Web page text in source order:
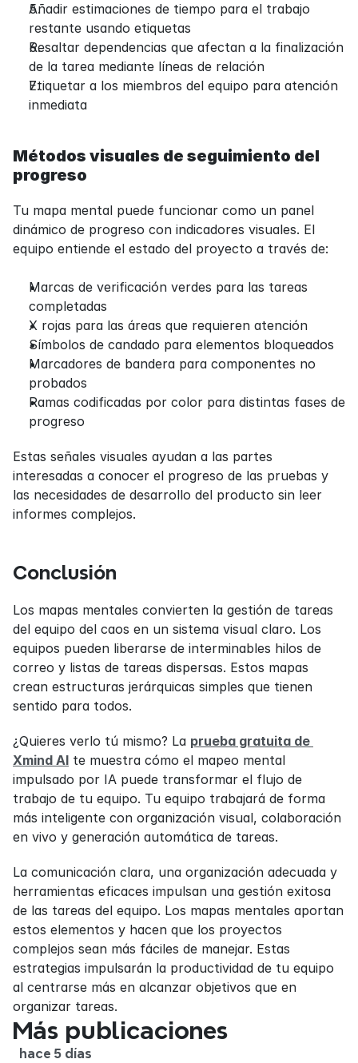
Añadir estimaciones de tiempo para el trabajo
restante usando etiquetas
Resaltar dependencias que afectan a la finalización
de la tarea mediante líneas de relación
Etiquetar a los miembros del equipo para atención
inmediata
Métodos visuales de seguimiento del
progreso
Tu mapa mental puede funcionar como un panel
dinámico de progreso con indicadores visuales. El
equipo entiende el estado del proyecto a través de:
Marcas de verificación verdes para las tareas
completadas
X rojas para las áreas que requieren atención
Símbolos de candado para elementos bloqueados
Marcadores de bandera para componentes no
probados
Ramas codificadas por color para distintas fases de
progreso
Estas señales visuales ayudan a las partes
interesadas a conocer el progreso de las pruebas y
las necesidades de desarrollo del producto sin leer
informes complejos.
Conclusión
Los mapas mentales convierten la gestión de tareas
del equipo del caos en un sistema visual claro. Los
equipos pueden liberarse de interminables hilos de
correo y listas de tareas dispersas. Estos mapas
crean estructuras jerárquicas simples que tienen
sentido para todos.
¿Quieres verlo tú mismo? La prueba gratuita de
Xmind AI te muestra cómo el mapeo mental
impulsado por IA puede transformar el flujo de
trabajo de tu equipo. Tu equipo trabajará de forma
más inteligente con organización visual, colaboración
en vivo y generación automática de tareas.
La comunicación clara, una organización adecuada y
herramientas eficaces impulsan una gestión exitosa
de las tareas del equipo. Los mapas mentales aportan
estos elementos y hacen que los proyectos
complejos sean más fáciles de manejar. Estas
estrategias impulsarán la productividad de tu equipo
al centrarse más en alcanzar objetivos que en
organizar tareas.
Más publicaciones
hace 5 días